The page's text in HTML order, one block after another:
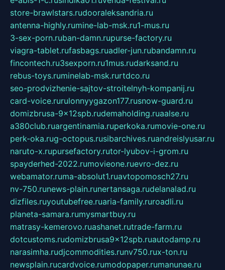
store-brawlstars.rudooraleksandria.ru
antenna-highly.rumine-lab-msk.ru1-mus.ru
3-sex-porn.ruban-damn.rupurse-factory.ru
viagra-tablet.rufasbags.ruadler-jun.rubandamn.ru
fincontech.ru3sexporn.ru1mus.rudarksand.ru
rebus-toys.ruminelab-msk.rurtdco.ru
seo-prodvizhenie-sajtov-stroitelnyh-kompanij.ru
card-voice.rurulonnyygazon177.rusnow-guard.ru
domizbrusa-9x12spb.rudemaholding.ruaalse.ru
a380club.ruargentinamia.ruperkoka.rumovie-one.ru
perk-oka.rug-octopus.rusibarchives.ruandreislyusar.ru
naruto-x.rupursefactory.rutor-lyubov-i-grom.ru
spayderhed-2022.rumovieone.ruevro-dez.ru
webamator.ruma-absolut1.ruavtopomosch27.ru
nv-750.runews-plain.runertansaga.rudelanalad.ru
dizfiles.ruyoutubefree.ruaria-family.ruroadli.ru
planeta-samara.rumysmartbuy.ru
matrasy-kemerovo.ruashanet.rutrade-farm.ru
dotcustoms.rudomizbrusa9x12spb.ruautodamp.ru
narasimha.rudjcommodities.runv750.rux-ton.ru
newsplain.rucardvoice.rumodopaper.rumanunae.ru